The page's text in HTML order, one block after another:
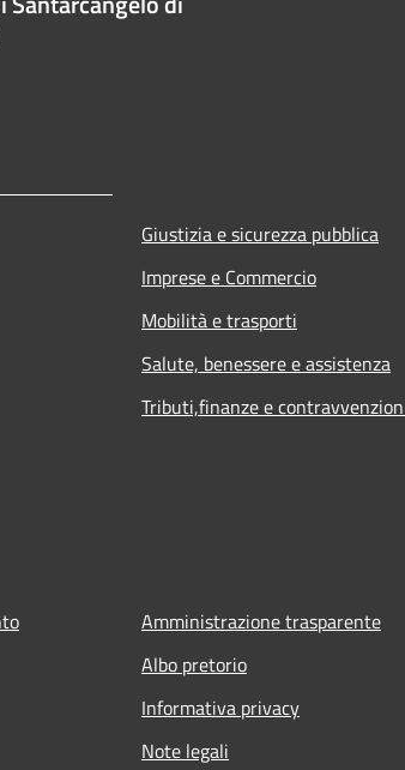
Giustizia e sicurezza pubblica
Imprese e Commercio
Mobilità e trasporti
Salute, benessere e assistenza
Tributi,finanze e
Amministrazione trasparente
Albo pretorio
Informativa privacy
Note legali